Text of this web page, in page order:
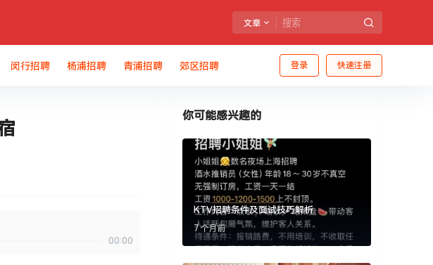
文章
登录 快速注册
闵行招聘 杨浦招聘 青浦招聘 郊区招聘
00:00
你可能感兴趣的
KTV招聘条件及面试技巧解析
7 个月前